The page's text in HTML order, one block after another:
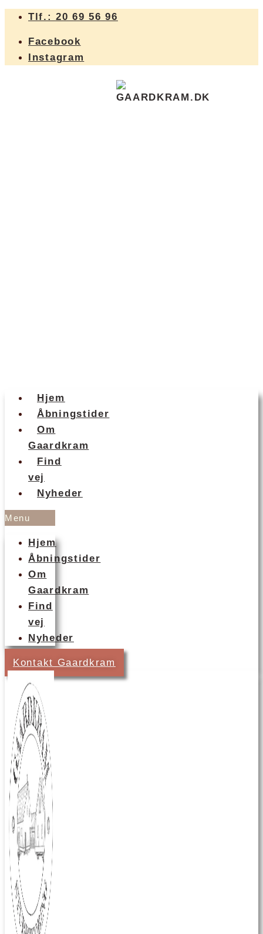
Hop
indhold
Tlf.: 20 69 56 96
Facebook
Instagram
Hjem
Åbningstider
Om
Gaardkram
Find
vej
Nyheder
Menu
Hjem
Åbningstider
Om
Gaardkram
Find
vej
Nyheder
Kontakt Gaardkram